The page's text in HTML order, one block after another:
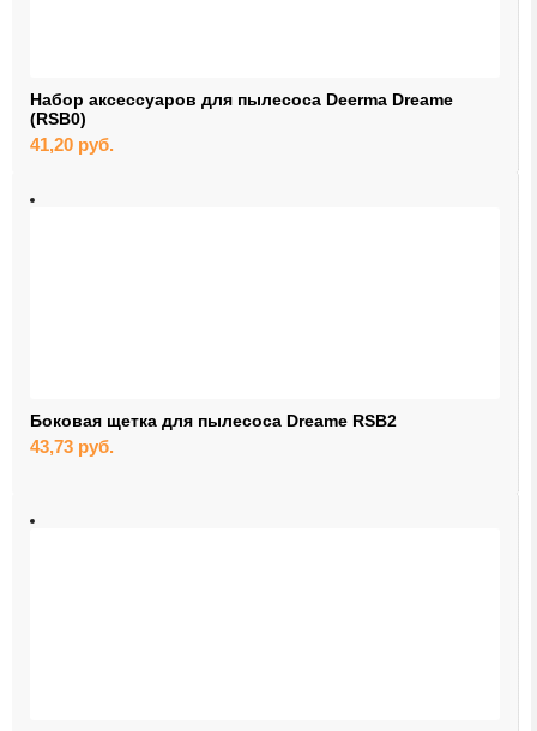
Набор аксессуаров для пылесоса Deerma Dreame
(RSB0)
41,20 руб.
Боковая щетка для пылесоса Dreame RSB2
43,73 руб.